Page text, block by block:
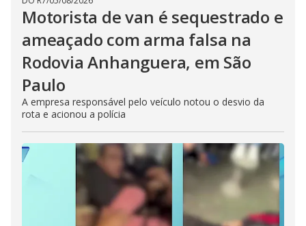
Motorista de van é sequestrado e
ameaçado com arma falsa na
Rodovia Anhanguera, em São
Paulo
A empresa responsável pelo veículo notou o desvio da
rota e acionou a polícia